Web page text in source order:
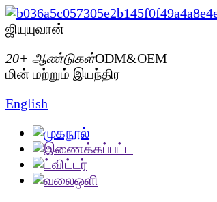
ஜியுயுவான்
20+ ஆண்டுகள்ODM&OEM
மின் மற்றும் இயந்திர
English